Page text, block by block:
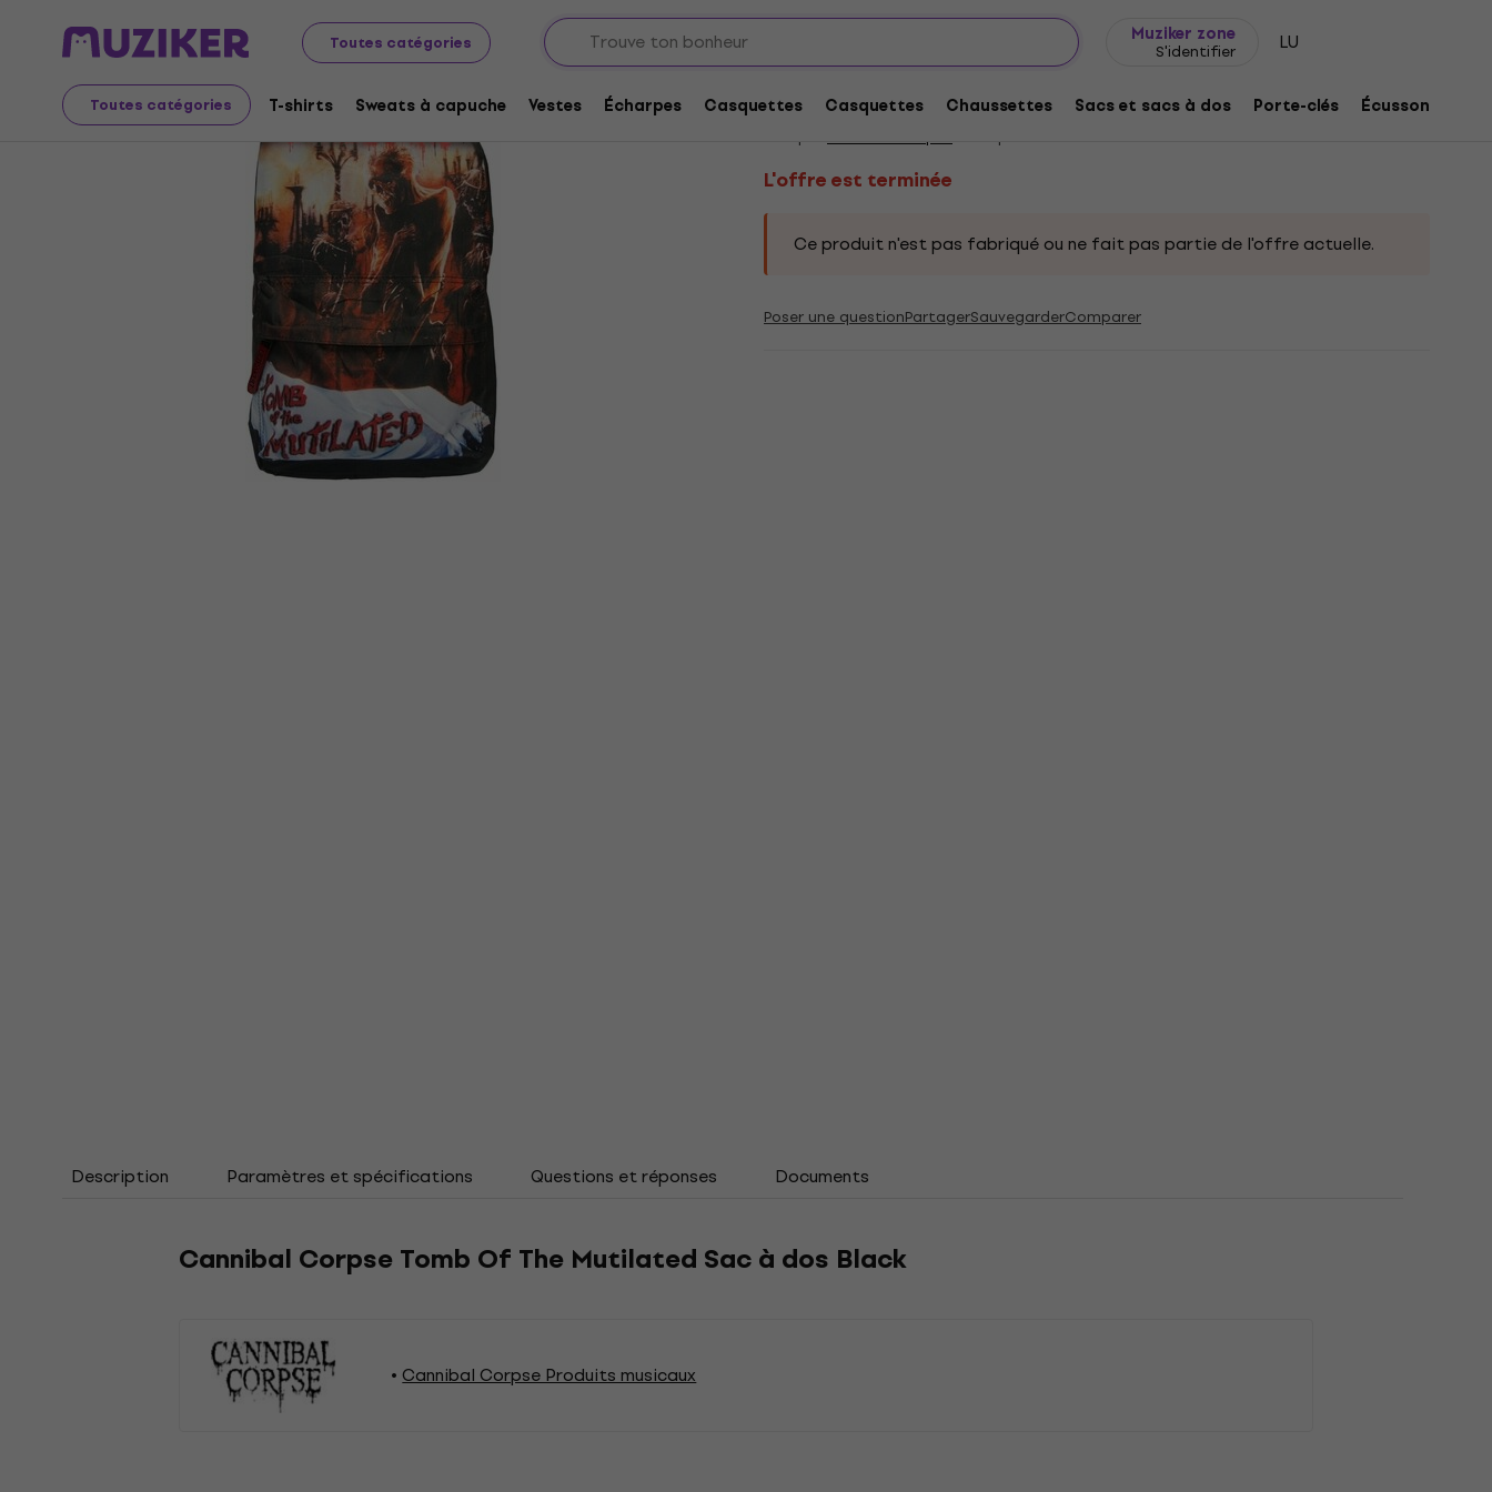
Toutes catégories
Muziker zone
S'identifier LU
Toutes catégories T-shirts Sweats à capuche Vestes Écharpes Casquettes Casquettes Chaussettes Sacs et sacs à dos Porte-clés Écussons/
Merch Produits musicaux Sacs et sacs à dos
L'offre est terminée
L'offre est terminée
Cannibal Corpse Tomb Of The Mutilated Sac à dos Black
Marque: Cannibal Corpse Code produit:
L'offre est terminée
Ce produit n'est pas fabriqué ou ne fait pas partie de l'offre actuelle.
Poser une questionPartagerSauvegarderComparer
Description Paramètres et spécifications Questions et réponses Documents
Cannibal Corpse Tomb Of The Mutilated Sac à dos Black
Cannibal Corpse Produits musicaux